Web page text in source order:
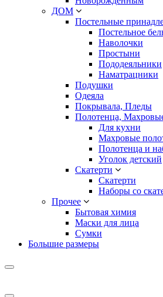
ДОМ
Постельные
Постельное
Наволочки
Простыни
Пододеяльники
Наматрацники
Подушки
Одеяла
Покрывала, Пледы
Полотенца,
Для кухни
Махровые
Полотенца и
Уголок детский
Скатерти
Скатерти
Наборы со
Прочее
Бытовая химия
Маски для лица
Сумки
Большие размеры